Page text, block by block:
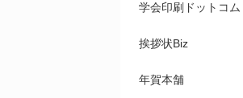
学会印刷ドットコム
挨拶状Biz
年賀本舗